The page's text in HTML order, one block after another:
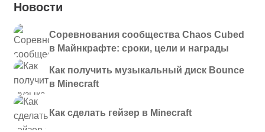
Новости
Соревнования сообщества Chaos Cubed
в Майнкрафте: сроки, цели и награды
Как получить музыкальный диск Bounce
в Minecraft
Как сделать гейзер в Minecraft